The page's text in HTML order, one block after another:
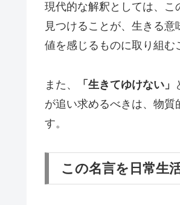
現代的な解釈としては、
見つけることが、生きる
値を感じるものに取り組む
また、 「生きてゆけない」
が追い求めるべきは、物
す。
この名言を日常生